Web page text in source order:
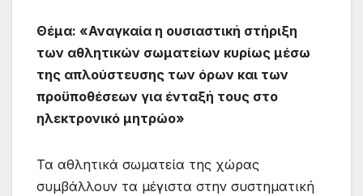
Θέμα: «Αναγκαία η ουσιαστική στήριξη
των αθλητικών σωματείων κυρίως μέσω
της απλούστευσης των όρων και των
προϋποθέσεων για ένταξή τους στο
ηλεκτρονικό μητρώο»
Τα αθλητικά σωματεία της χώρας
συμβάλλουν τα μέγιστα στην συστηματική